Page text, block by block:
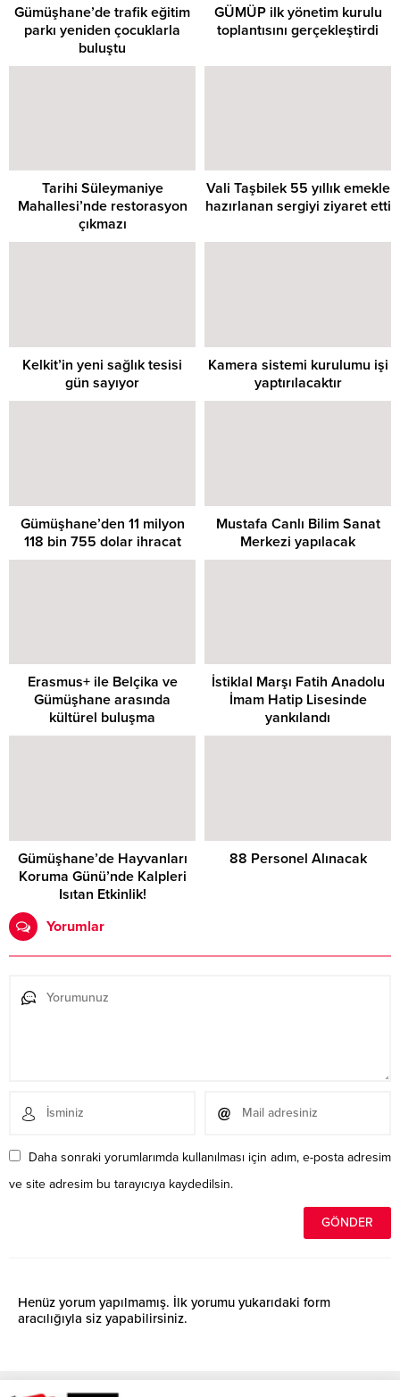
Gümüşhane’de trafik eğitim
parkı yeniden çocuklarla
buluştu
GÜMÜP ilk yönetim kurulu
toplantısını gerçekleştirdi
Tarihi Süleymaniye
Mahallesi’nde restorasyon
çıkmazı
Vali Taşbilek 55 yıllık emekle
hazırlanan sergiyi ziyaret etti
Kelkit’in yeni sağlık tesisi
gün sayıyor
Kamera sistemi kurulumu işi
yaptırılacaktır
Gümüşhane’den 11 milyon
118 bin 755 dolar ihracat
Mustafa Canlı Bilim Sanat
Merkezi yapılacak
Erasmus+ ile Belçika ve
Gümüşhane arasında
kültürel buluşma
İstiklal Marşı Fatih Anadolu
İmam Hatip Lisesinde
yankılandı
Gümüşhane’de Hayvanları
Koruma Günü’nde Kalpleri
Isıtan Etkinlik!
88 Personel Alınacak
Yorumlar
Daha sonraki yorumlarımda kullanılması için adım, e-posta adresim
ve site adresim bu tarayıcıya kaydedilsin.
Henüz yorum yapılmamış. İlk yorumu yukarıdaki form
aracılığıyla siz yapabilirsiniz.